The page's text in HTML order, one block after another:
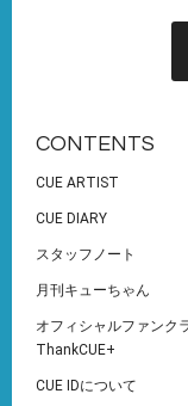
CONTENTS
CUE ARTIST
CUE DIARY
スタッフノート
月刊キューちゃん
オフィシャルファンク
ThankCUE+
CUE IDについて